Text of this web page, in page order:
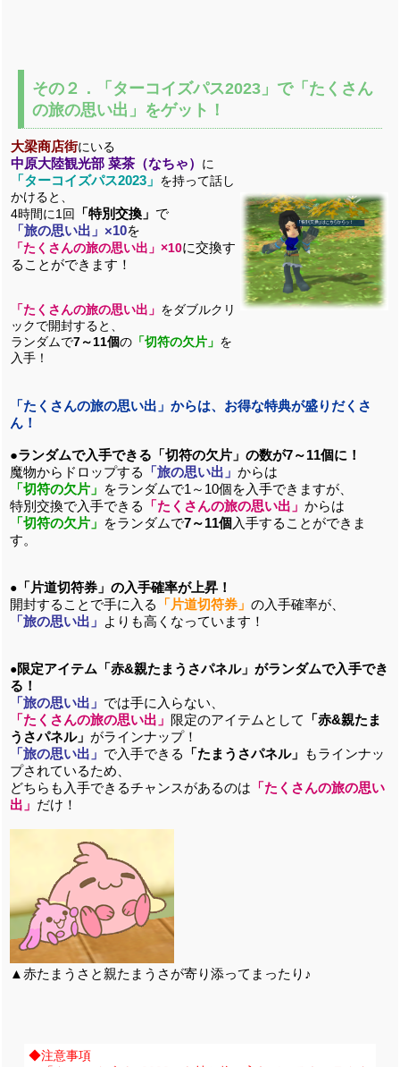
その２．「ターコイズパス2023」で「たくさん
の旅の思い出」をゲット！
大梁商店街にいる
中原大陸観光部 菜茶（なちゃ） に
「ターコイズパス2023」 を持って話し
かけると、
4時間に1回
「特別交換」 で
「旅の思い出」×10を
「たくさんの旅の思い出」×10に交換す
ることができます！
「たくさんの旅の思い出」 をダブルクリ
ックで開封すると、
ランダムで7～11個の 「切符の欠片」 を
入手！
「たくさんの旅の思い出」からは、お得な特典が盛りだくさ
ん！
●ランダムで入手できる「切符の欠片」の数が7～11個に！
魔物からドロップする
「旅の思い出」からは
「切符の欠片」 をランダムで1～10個を入手できますが、
特別交換で入手できる
「たくさんの旅の思い出」からは
「切符の欠片」 をランダムで7～11個 入手することができま
す。
● 「片道切符券」の入手確率が上昇！
開封することで手に入る
「片道切符券」の入手確率が、
「旅の思い出」 よりも高くなっています！
●限定アイテム「赤&親たまうさパネル」がランダムで入手でき
る！
「旅の思い出」 では手に入らない、
「たくさんの旅の思い出」 限定のアイテムとして
「赤&親たま
うさパネル」 がラインナップ！
「旅の思い出」 で入手できる 「たまうさパネル」 もラインナッ
プされているため、
どちらも入手できるチャンスがあるのは 「たくさんの旅の思い
出」 だけ！
▲赤たまうさと親たまうさが寄り添ってまったり♪
◆注意事項